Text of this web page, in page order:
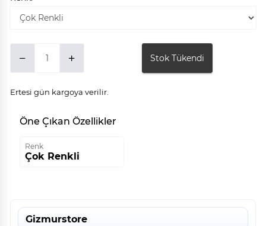
Stok Tükendi
Ertesi gün kargoya verilir.
Öne Çıkan Özellikler
Renk
Çok Renkli
Gizmurstore